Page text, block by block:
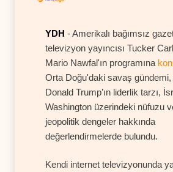
YDH - Amerikalı bağımsız
televizyon yayıncısı Tucker
Mario Nawfal'ın programına
Orta Doğu'daki savaş gündemi,
Donald Trump’ın liderlik tarzı,
Washington üzerindeki nüfuzu
jeopolitik dengeler hakkında
değerlendirmelerde bulundu.
Kendi internet televizyonunda